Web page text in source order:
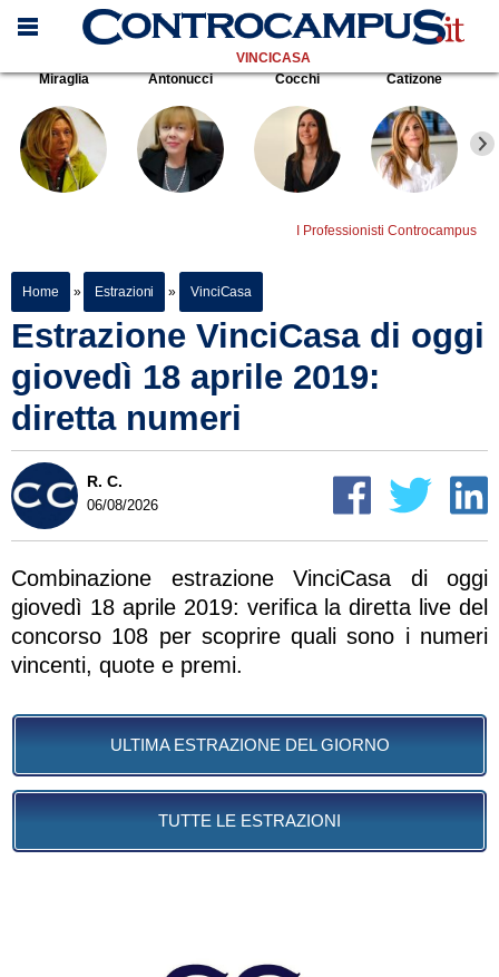
VINCICASA
Miraglia
Antonucci Cocchi Catizone
I Professionisti Controcampus
Home » Estrazioni » VinciCasa
Estrazione VinciCasa di oggi
giovedì 18 aprile 2019:
diretta numeri
R. C.
06/08/2026
Combinazione estrazione VinciCasa di oggi
giovedì 18 aprile 2019: verifica la diretta live del
concorso 108 per scoprire quali sono i numeri
vincenti, quote e premi.
ULTIMA ESTRAZIONE DEL GIORNO
TUTTE LE ESTRAZIONI